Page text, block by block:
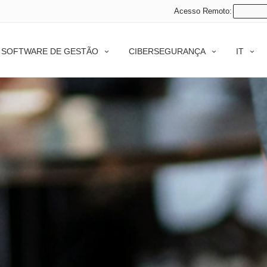
Acesso Remoto:
SOFTWARE DE GESTÃO CIBERSEGURANÇA IT